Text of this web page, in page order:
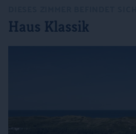
Haus Klassik